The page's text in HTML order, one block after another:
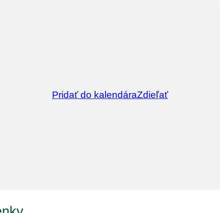
Pridať do kalendáraZdieľať